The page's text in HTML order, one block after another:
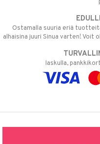
Ostamalla suuria eriä
alhaisina juuri Sinua varten!
laskulla,